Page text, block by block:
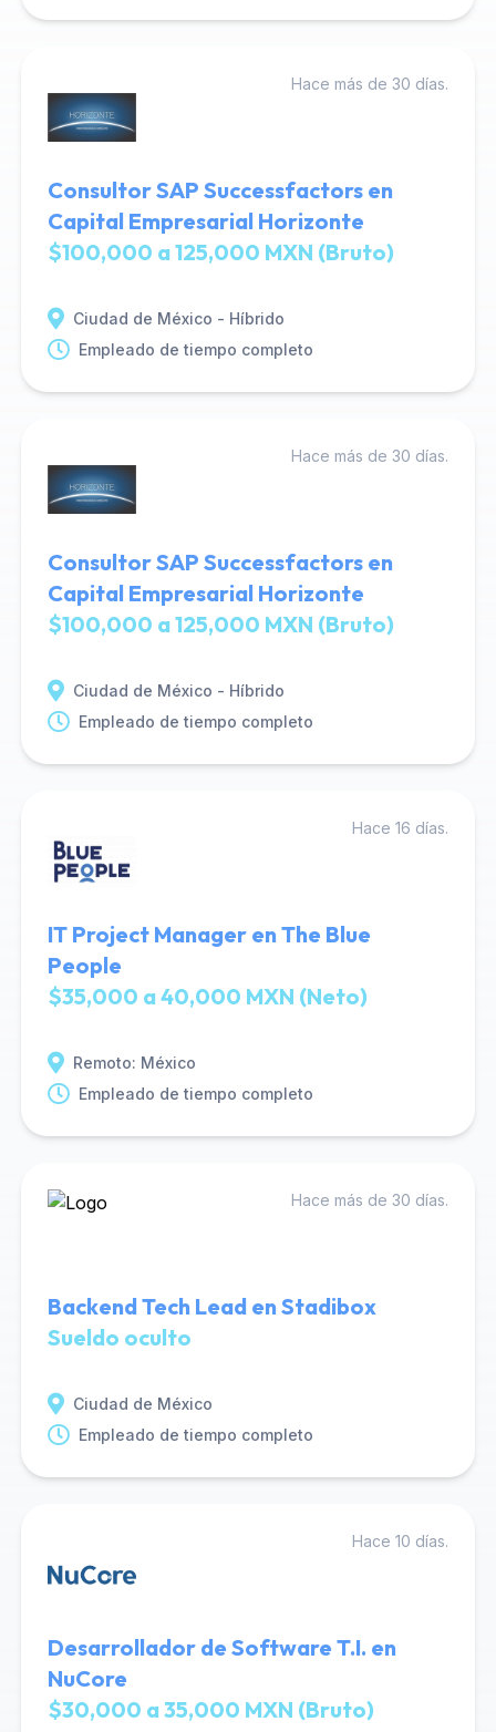
Hace más de 30 días.
Consultor SAP Successfactors en
Capital Empresarial Horizonte
$100,000 a 125,000 MXN (Bruto)
Ciudad de México - Híbrido
Empleado de tiempo completo
Hace más de 30 días.
Consultor SAP Successfactors en
Capital Empresarial Horizonte
$100,000 a 125,000 MXN (Bruto)
Ciudad de México - Híbrido
Empleado de tiempo completo
Hace 16 días.
IT Project Manager en The Blue
People
$35,000 a 40,000 MXN (Neto)
Remoto: México
Empleado de tiempo completo
Hace más de 30 días.
Backend Tech Lead en Stadibox
Sueldo oculto
Ciudad de México
Empleado de tiempo completo
Hace 10 días.
Desarrollador de Software T.I. en
NuCore
$30,000 a 35,000 MXN (Bruto)